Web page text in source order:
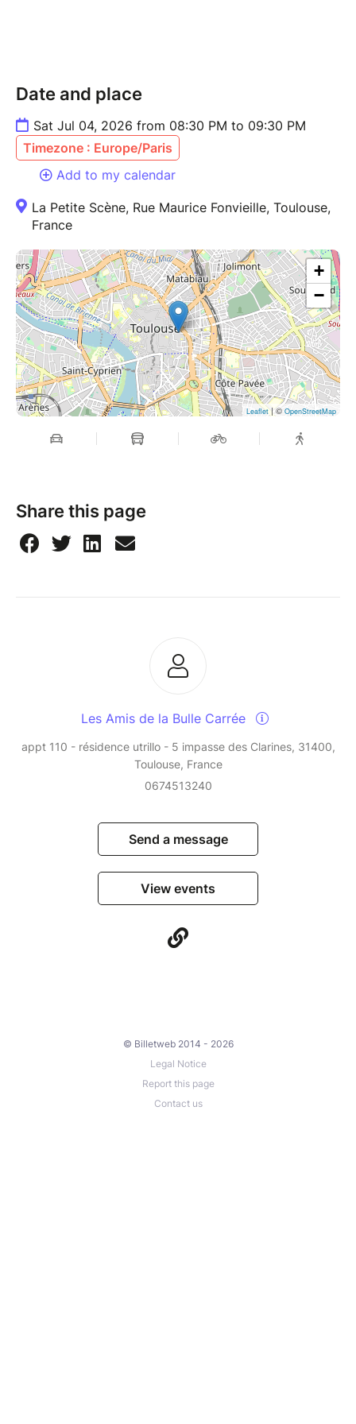
Date and place
Sat Jul 04, 2026 from 08:30 PM to 09:30 PM
Timezone : Europe/Paris
Add to my calendar
La Petite Scène, Rue Maurice Fonvieille, Toulouse,
France
+
−
Leaflet| © OpenStreetMap
Share this page
Les Amis de la Bulle Carrée
appt 110 - résidence utrillo - 5 impasse des Clarines, 31400,
Toulouse, France
0674513240
Send a message
View events
© Billetweb 2014 - 2026
Legal Notice
Report this page
Contact us